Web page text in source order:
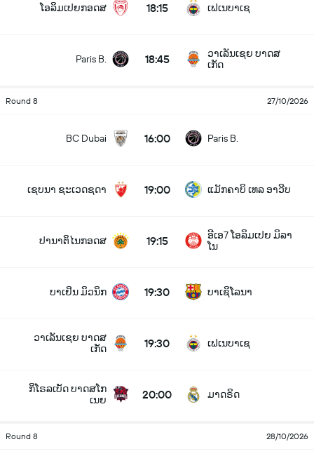
ໂອລິມເປຍກອດສ 18:15 ເຟເນບາເຊ
Paris B. 18:45
ວາເລັນເຊຍ ບາດສ
ເກັດ
Round 8 27/10/2026
BC Dubai 16:00 Paris B.
ເຊບນາ ຊະເວດຊດາ 19:00 ແມັກຄາບິ ເທລ ອາວີບ
ປານາຕິໄນກອດສ 19:15
ອີເອ7 ໂອລິມເປຍ ມິລາ
ໂນ
ບາເຢິນ ມິວນິກ 19:30 ບາເຊິໂລນາ
ວາເລັນເຊຍ ບາດສ
ເກັດ
19:30 ເຟເນບາເຊ
ກິໂຣລເບັດ ບາດສໂກ
ເນຍ
20:00 ມາດຣິດ
Round 8 28/10/2026